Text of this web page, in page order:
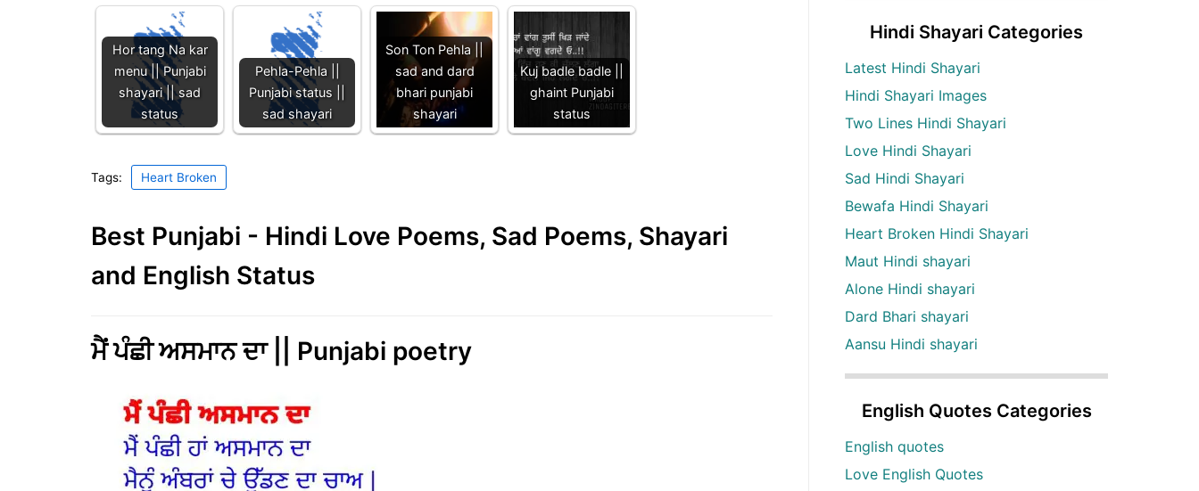
Hor tang Na kar
menu || Punjabi
shayari || sad
status
Pehla-Pehla ||
Punjabi status ||
sad shayari
Son Ton Pehla ||
sad and dard
bhari punjabi
shayari
Kuj badle badle ||
ghaint Punjabi
status
Tags: Heart Broken
Best Punjabi - Hindi Love Poems, Sad Poems, Shayari
and English Status
ਮੈਂ ਪੰਛੀ ਅਸਮਾਨ ਦਾ || Punjabi poetry
Hindi Shayari Categories
Latest Hindi Shayari
Hindi Shayari Images
Two Lines Hindi Shayari
Love Hindi Shayari
Sad Hindi Shayari
Bewafa Hindi Shayari
Heart Broken Hindi Shayari
Maut Hindi shayari
Alone Hindi shayari
Dard Bhari shayari
Aansu Hindi shayari
English Quotes Categories
English quotes
Love English Quotes